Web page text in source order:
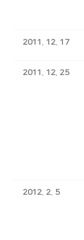
2011. 12. 17
2011. 12. 25
2012. 2. 5